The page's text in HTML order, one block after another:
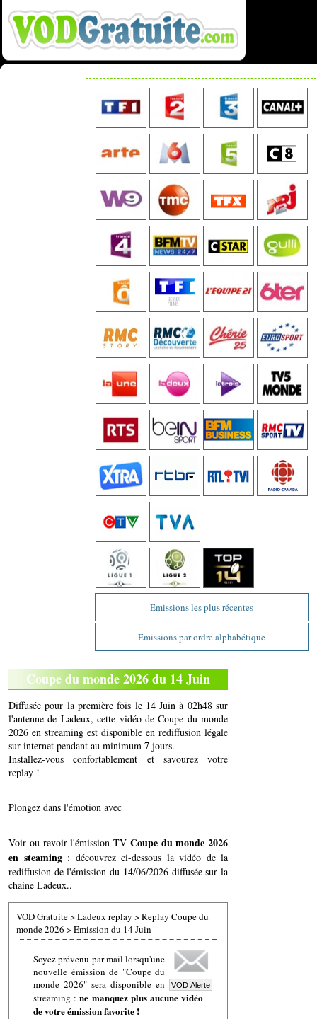
Emissions les plus récentes
Emissions par ordre alphabétique
Coupe du monde 2026 du 14 Juin
Diffusée pour la première fois le 14 Juin à 02h48 sur
l'antenne de Ladeux, cette vidéo de Coupe du monde
2026 en streaming est disponible en rediffusion légale
sur internet pendant au minimum 7 jours.
Installez-vous confortablement et savourez votre
replay !
Plongez dans l'émotion avec
Voir ou revoir l'émission TV Coupe du monde 2026
en steaming: découvrez ci-dessous la vidéo de la
rediffusion de l'émission du 14/06/2026 diffusée sur la
chaine Ladeux..
VOD Gratuite>Ladeux replay >Replay Coupe du
monde 2026 >Emission du 14 Juin
Soyez prévenu par mail lorsqu'une
nouvelle émission de "Coupe du
monde 2026" sera disponible en
streaming :ne manquez plus aucune vidéo
de votre émission favorite !